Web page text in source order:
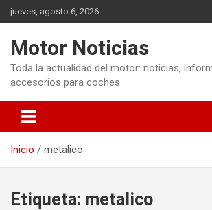
Saltar
al
jueves, agosto 6, 2026
Motor Noticias
Toda la actualidad del motor: noticias,
accesorios para coches
Inicio metalico
Etiqueta: metalico